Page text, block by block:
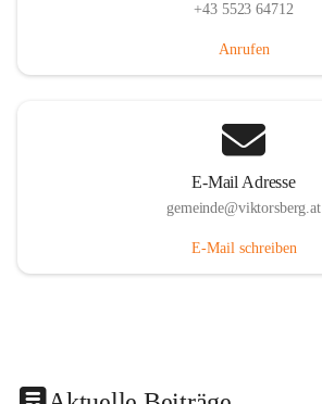
+43 5523 64712
Anrufen
E-Mail Adresse
gemeinde@viktorsberg.at
E-Mail schreiben